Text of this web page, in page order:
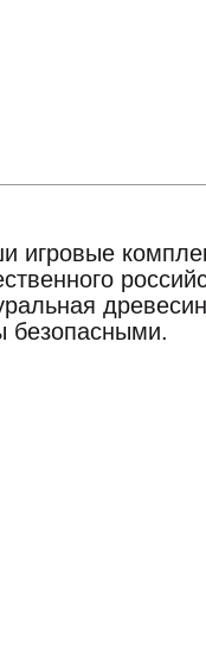
игровые
безопасными.